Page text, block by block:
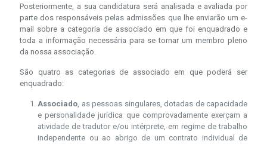
Posteriormente, a sua candidatura será analisada e avaliada por
parte dos responsáveis pelas admissões que lhe enviarão um e-
mail sobre a categoria de associado em que foi enquadrado e
toda a informação necessária para se tornar um membro pleno
da nossa associação.
São quatro as categorias de associado em que poderá ser
enquadrado:
Associado, as pessoas singulares, dotadas de capacidade
e personalidade jurídica que comprovadamente exerçam a
atividade de tradutor e/ou intérprete, em regime de trabalho
independente ou ao abrigo de um contrato individual de